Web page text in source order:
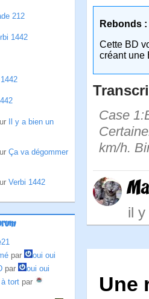
212
1442
Il y a bien un
Ça va dégommer
Verbi 1442
par
oui oui
par
oui oui
à tort par
Rebonds :
Cette BD
créant une
Case
km/h.
il
Une